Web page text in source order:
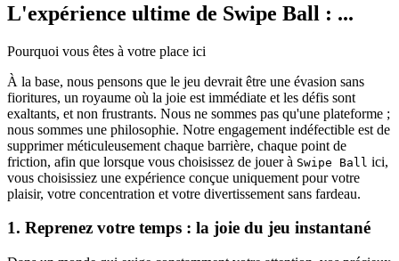
L'expérience ultime de Swipe Ball : ...
Pourquoi vous êtes à votre place ici
À la base, nous pensons que le jeu devrait être une évasion sans
fioritures, un royaume où la joie est immédiate et les défis sont
exaltants, et non frustrants. Nous ne sommes pas qu'une plateforme ;
nous sommes une philosophie. Notre engagement indéfectible est de
supprimer méticuleusement chaque barrière, chaque point de
friction, afin que lorsque vous choisissez de jouer à Swipe Ball ici,
vous choisissiez une expérience conçue uniquement pour votre
plaisir, votre concentration et votre divertissement sans fardeau.
1. Reprenez votre temps : la joie du jeu instantané